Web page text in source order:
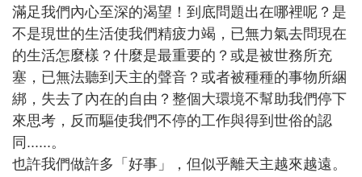
滿足我們內心至深的渴望！到底問題出在哪裡呢？是
不是現世的生活使我們精疲力竭，已無力氣去問現在
的生活怎麼樣？什麼是最重要的？或是被世務所充
塞，已無法聽到天主的聲音？或者被種種的事物所綑
綁，失去了內在的自由？整個大環境不幫助我們停下
來思考，反而驅使我們不停的工作與得到世俗的認
同......。
也許我們做許多「好事」，但似乎離天主越來越遠。